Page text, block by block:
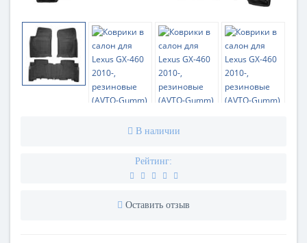
В наличии
Рейтинг:
Оставить отзыв